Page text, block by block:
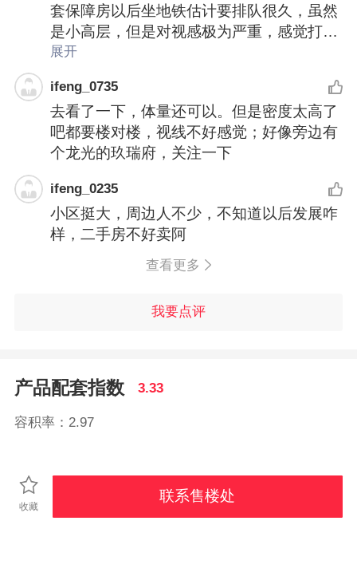
套保障房以后坐地铁估计要排队很久，虽然
是小高层，但是对视感极为严重，感觉打开
窗户都可以和对面的人聊天了
展开
ifeng_0735
去看了一下，体量还可以。但是密度太高了
吧都要楼对楼，视线不好感觉；好像旁边有
个龙光的玖瑞府，关注一下
ifeng_0235
小区挺大，周边人不少，不知道以后发展咋
样，二手房不好卖阿
查看更多
我要点评
产品配套指数 3.33
容积率：2.97
收藏
联系售楼处